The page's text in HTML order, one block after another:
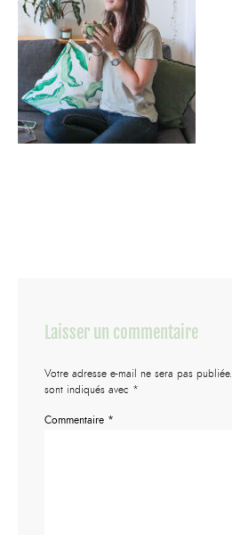
Laisser un commentaire
Votre adresse e-mail ne sera pas publiée.
sont indiqués avec *
Commentaire *